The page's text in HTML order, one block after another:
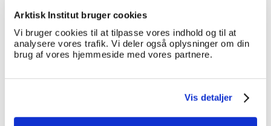
Arktisk Institut bruger cookies
Vi bruger cookies til at tilpasse vores indhold og til at
analysere vores trafik. Vi deler også oplysninger om din
brug af vores hjemmeside med vores partnere.
Vis detaljer
nedskriveren, der kan være den samme som fortælleren,
kilden, som regel håndskriftet, forudsat man har de
fornødne kundskaber i grønlandsk. Ellers må brugeren
gøre opmærksom på manglerne og usikkerhederne i sin
SØGNING: